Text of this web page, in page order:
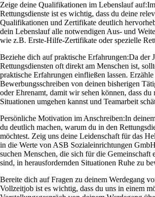
Zeige deine Qualifikationen im Lebenslauf auf:
Rettungsdienste ist es wichtig, dass du deine
Qualifikationen und Zertifikate deutlich
dein Lebenslauf alle notwendigen Aus- und
wie z.B. Erste-Hilfe-Zertifikate oder spezielle
Beziehe dich auf praktische Erfahrungen:Da der
Rettungsdiensten oft direkt am Menschen ist,
praktische Erfahrungen einfließen lassen.
Bewerbungsschreiben von deinen bisherigen
oder Ehrenamt, damit wir sehen können, dass du
Situationen umgehen kannst und Teamarbeit
Persönliche Motivation im Anschreiben:In
du deutlich machen, warum du in den
möchtest. Zeig uns deine Leidenschaft für das
in die Werte von ASB Sozialeinrichtungen
suchen Menschen, die sich für die Gemeinschaft
sind, in herausfordernden Situationen Ruhe zu
Bereite dich auf Fragen zu deinem Werdegang
Vollzeitjob ist es wichtig, dass du uns in einem